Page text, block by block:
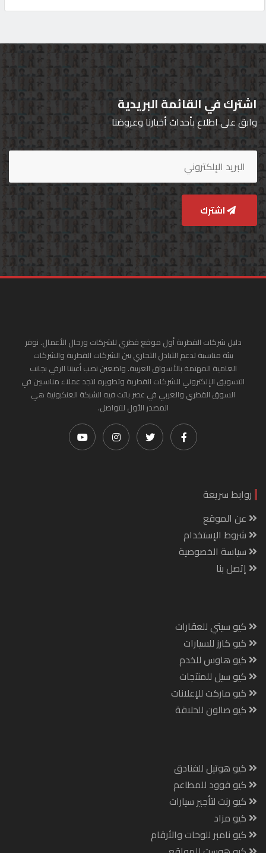
اشترك في القائمة البريدية
وابق على اطلاع بأحداث أخبارنا وعروضنا
اشترك
دليل شركات القطرية أول موقع قطري للشركات ورجال الأعمال. نوفر
بيئة مناسبة لدعم التبادل التجاري بين الشركات القطرية والشركات
العامية المهتمة بالأسواق العربية. واضعين نصب أعيننا الرقي بجانب
التسويق الإلكتروني للشركات القطرية وتطويره لتجد عملاء مناسبين في
السوق القطري والعربي في عصر باتت فيه الشبكة العنكبونية هي
المصدر الأول للتواصل.
روابط سريعة
عن الموقع
شروط الإستخدام
سياسة الخصوصية
إتصل بنا
كيو سيتي للعقارات
كيو كارز للسيارات
كيو هاوس للخدم
كيو سيل للمنتجات
كيو ماركت للإعلانات
كيو صالون للحلاقة
كيو هوتيل للفنادق
كيو فوود للمطاعم
كيو رنت لتأجير سيارات
كيو مزاد
كيو نامبر للوحات والأرقام